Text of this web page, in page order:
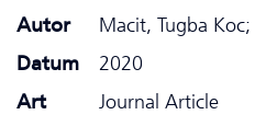
Autor
Macit, Tugba
Datum
2020
Art
Journal Article